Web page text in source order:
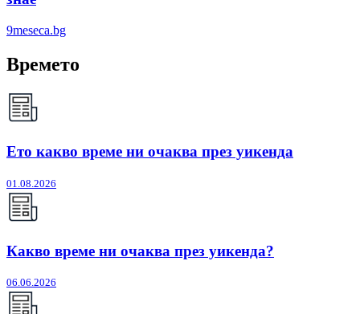
9meseca.bg
Времето
Ето какво време ни очаква през уикенда
01.08.2026
Какво време ни очаква през уикенда?
06.06.2026